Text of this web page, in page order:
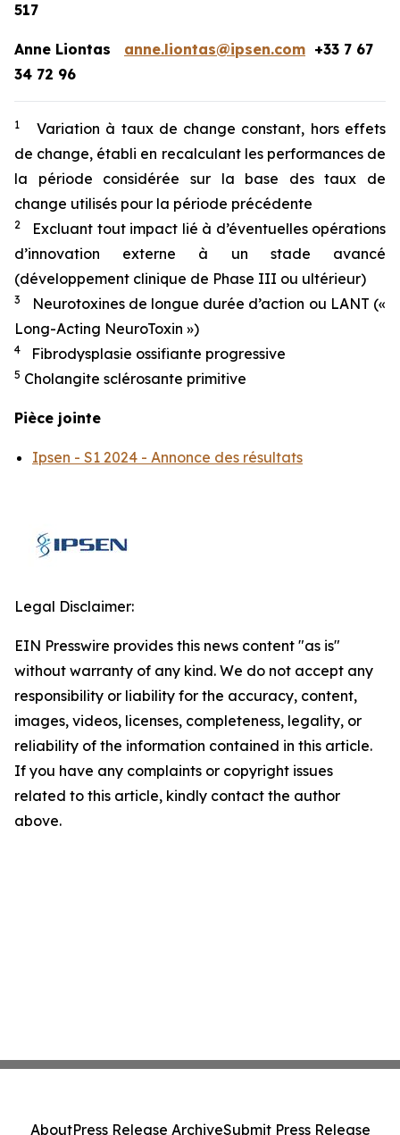
517
Anne Liontas anne.liontas@ipsen.com +33 7 67
34 72 96
1
Variation à taux de change constant, hors effets
de change, établi en recalculant les performances de
la période considérée sur la base des taux de
change utilisés pour la période précédente
2
Excluant tout impact lié à d’éventuelles opérations
d’innovation externe à un stade avancé
(développement clinique de Phase III ou ultérieur)
3
Neurotoxines de longue durée d’action ou LANT («
Long-Acting NeuroToxin »)
4 Fibrodysplasie ossifiante progressive
5 Cholangite sclérosante primitive
Pièce jointe
Ipsen - S1 2024 - Annonce des résultats
Legal Disclaimer:
EIN Presswire provides this news content "as is"
without warranty of any kind. We do not accept any
responsibility or liability for the accuracy, content,
images, videos, licenses, completeness, legality, or
reliability of the information contained in this article.
If you have any complaints or copyright issues
related to this article, kindly contact the author
above.
AboutPress Release ArchiveSubmit Press Release